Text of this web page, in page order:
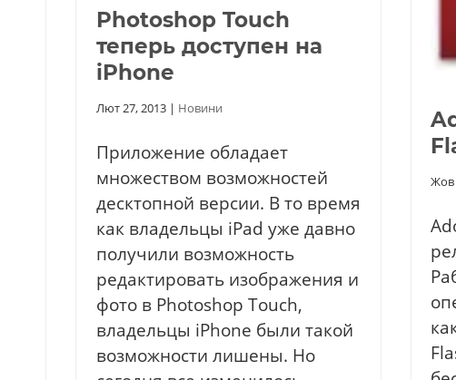
Photoshop Touch
теперь доступен на
iPhone
Лют 27, 2013| Новини
Приложение обладает
множеством возможностей
десктопной версии. В то время
как владельцы iPad уже давно
получили возможность
редактировать изображения и
фото в Photoshop Touch,
владельцы iPhone были такой
возможности лишены. Но
Жов